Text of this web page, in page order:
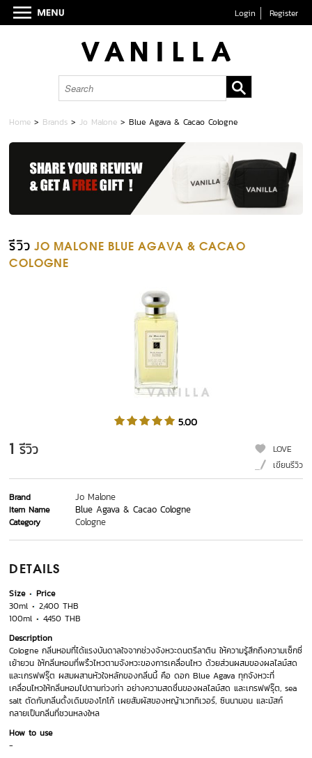
Login Register
Home > Brands >Jo Malone >Blue Agava & Cacao Cologne
รีวิว JO MALONE BLUE AGAVA & CACAO
COLOGNE
5.00
1 รีวิว
LOVE
เขียนรีวิว
Brand Jo Malone
Item Name Blue Agava & Cacao Cologne
Category Cologne
DETAILS
Size
Price
30ml
2,400 THB
100ml
4,450 THB
Description
Cologne กลิ่นหอมที่ได้แรงบันดาลใจจากช่วงจังหวะดนตรีลาติน ให้ความรู้สึกถึงความเซ็กซี่
เย้ายวน ให้กลิ่นหอมที่พริ้วไหวตามจังหวะของการเคลื่อนไหว ด้วยส่วนผสมของผลไลม์สด
และเกรฟฟรุ๊ต ผสมผสานหัวใจหลักของกลิ่นนี้ คือ ดอก Blue Agava ทุกจังหวะที่
เคลื่อนไหวให้กลิ่นหอมไปตามท่วงท่า อย่างความสดชื่นของผลไลม์สด และเกรฟฟรุ๊ต, sea
salt ตัดกับกลิ่นดั้งเดิมของโกโก้ เผยสัมผัสของหญ้าเวททิเวอร์, ซินนามอน และมัสก์
กลายเป็นกลิ่นที่ชวนหลงใหล
How to use
-